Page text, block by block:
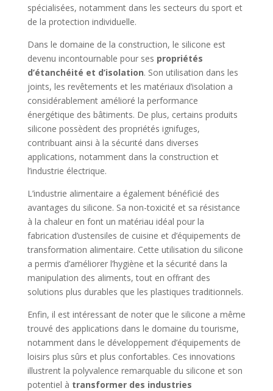
spécialisées, notamment dans les secteurs du sport et
de la protection individuelle.
Dans le domaine de la construction, le silicone est
devenu incontournable pour ses propriétés
d’étanchéité et d’isolation. Son utilisation dans les
joints, les revêtements et les matériaux d’isolation a
considérablement amélioré la performance
énergétique des bâtiments. De plus, certains produits
silicone possèdent des propriétés ignifuges,
contribuant ainsi à la sécurité dans diverses
applications, notamment dans la construction et
l’industrie électrique.
L’industrie alimentaire a également bénéficié des
avantages du silicone. Sa non-toxicité et sa résistance
à la chaleur en font un matériau idéal pour la
fabrication d’ustensiles de cuisine et d’équipements de
transformation alimentaire. Cette utilisation du silicone
a permis d’améliorer l’hygiène et la sécurité dans la
manipulation des aliments, tout en offrant des
solutions plus durables que les plastiques traditionnels.
Enfin, il est intéressant de noter que le silicone a même
trouvé des applications dans le domaine du tourisme,
notamment dans le développement d’équipements de
loisirs plus sûrs et plus confortables. Ces innovations
illustrent la polyvalence remarquable du silicone et son
potentiel à transformer des industries